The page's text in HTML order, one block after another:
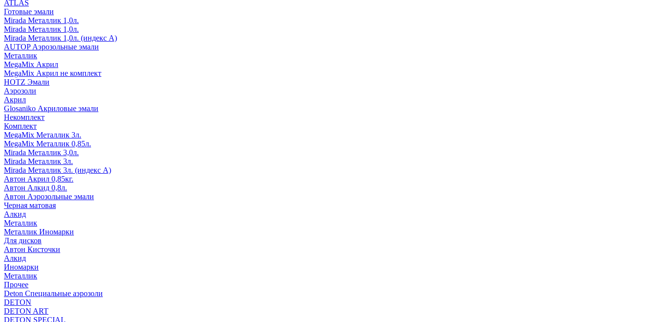
ATLAS
Готовые эмали
Mirada Металлик 1,0л.
Mirada Металлик 1,0л.
Mirada Металлик 1,0л. (индекс А)
AUTOP Аэрозольные эмали
Металлик
MegaMix Акрил
MegaMix Акрил не комплект
HOTZ Эмали
Аэрозоли
Акрил
Glosaniko Акриловые эмали
Некомплект
Комплект
MegaMix Металлик 3л.
MegaMix Металлик 0,85л.
Mirada Металлик 3,0л.
Mirada Металлик 3л.
Mirada Металлик 3л. (индекс А)
Автон Акрил 0,85кг.
Автон Алкид 0,8л.
Автон Аэрозольные эмали
Черная матовая
Алкид
Металлик
Металлик Иномарки
Для дисков
Автон Кисточки
Алкид
Иномарки
Металлик
Прочее
Deton Специальные аэрозоли
DETON
DETON ART
DETON SPECIAL